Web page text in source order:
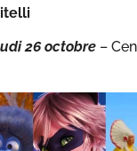
26 octobre –